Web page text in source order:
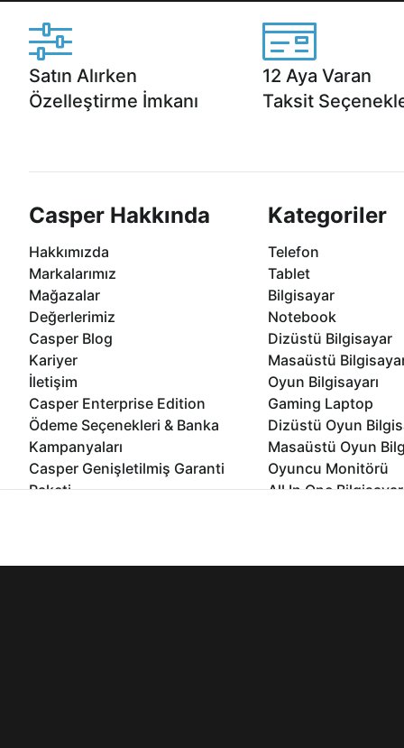
Satın Alırken
Özelleştirme İmkanı
12 Aya Varan
Taksit
Casper Hakkında
Hakkımızda
Markalarımız
Mağazalar
Değerlerimiz
Casper Blog
Kariyer
İletişim
Casper Enterprise Edition
Ödeme Seçenekleri & Banka
Kampanyaları
Casper Genişletilmiş Garanti
Paketi
Kategoriler
Telefon
Tablet
Bilgisayar
Notebook
Dizüstü Bilgisayar
Masaüstü
Oyun Bilgisayarı
Gaming Laptop
Dizüstü Oyun
Masaüstü Oyun
Oyuncu Monitörü
All In One Bilgisayar